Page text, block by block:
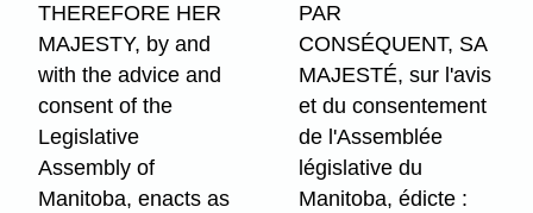
THEREFORE HER
MAJESTY, by and
with the advice and
consent of the
Legislative
Assembly of
Manitoba, enacts as
PAR
CONSÉQUENT, SA
MAJESTÉ, sur l'avis
et du consentement
de l'Assemblée
législative du
Manitoba, édicte :